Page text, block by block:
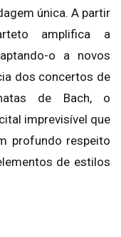
única. A partir
amplifica a
o a novos
dos concertos de
de Bach, o
imprevisível que
profundo respeito
de estilos